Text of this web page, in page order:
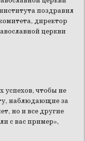
поздравил
директор
церкви
успехов, чтобы не
наблюдающие за
но и все другие
с вас пример»,